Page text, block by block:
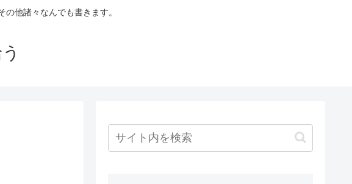
他諸々なんでも書きます。